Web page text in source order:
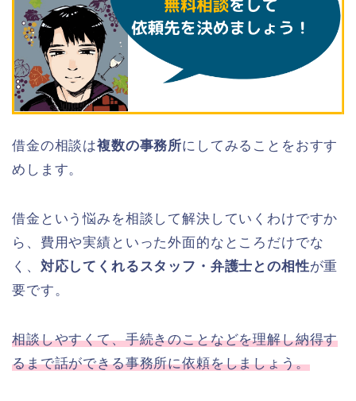
借金の相談は複数の事務所にしてみることをおすす
めします。
借金という悩みを相談して解決していくわけですか
ら、費用や実績といった外面的なところだけでな
く、 対応してくれるスタッフ・弁護士との相性が重
要です。
相談しやすくて、手続きのことなどを理解し納得す
るまで話ができる事務所に依頼をしましょう。